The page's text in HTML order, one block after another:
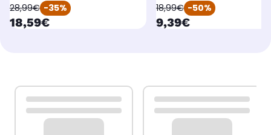
oldPrice
28,99€ -35%
currentPrice
18,59€
oldPrice
18,99€ -50%
currentPrice
9,39€